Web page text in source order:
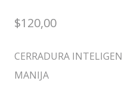
$120,00
CERRADURA
MANIJA